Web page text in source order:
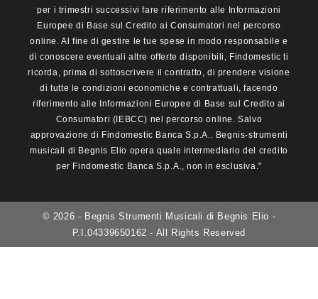
per i trimestri successivi fare riferimento alle Informazioni
Europee di Base sul Credito ai Consumatori nel percorso
online. Al fine di gestire le tue spese in modo responsabile e
di conoscere eventuali altre offerte disponibili, Findomestic ti
ricorda, prima di sottoscrivere il contratto, di prendere visione
di tutte le condizioni economiche e contrattuali, facendo
riferimento alle Informazioni Europee di Base sul Credito ai
Consumatori (IEBCC) nel percorso online. Salvo
approvazione di Findomestic Banca S.p.A.. Begnis-strumenti
musicali di Begnis Elio opera quale intermediario del credito
per Findomestic Banca S.p.A., non in esclusiva."
© 2026 - Begnis Strumenti Musicali di Begnis Elio -
P.I.04339650162 - All Rights Reserved